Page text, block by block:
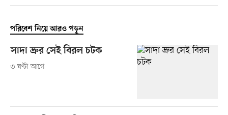
পরিবেশ নিয়ে আরও পড়ুন
সাদা ভ্রুর সেই বিরল চটক
৩ ঘণ্টা আগে